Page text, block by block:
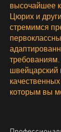
высочайшее
Цюрих и
стремимся
швейцарский
которым вы